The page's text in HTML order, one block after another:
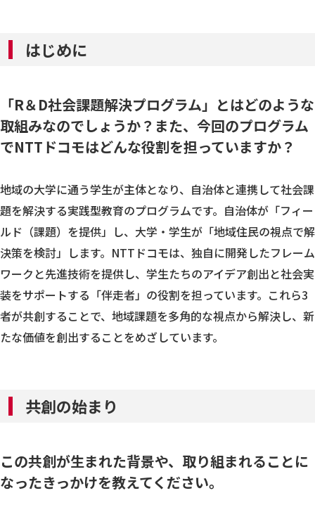
はじめに
「R＆D社会課題解決プログラム」とはどのような
取組みなのでしょうか？また、今回のプログラム
でNTTドコモはどんな役割を担っていますか？
地域の大学に通う学生が主体となり、自治体と連携して社会課
題を解決する実践型教育のプログラムです。自治体が「フィー
ルド（課題）を提供」し、大学・学生が「地域住民の視点で解
決策を検討」します。NTTドコモは、独自に開発したフレーム
ワークと先進技術を提供し、学生たちのアイデア創出と社会実
装をサポートする「伴走者」の役割を担っています。これら3
者が共創することで、地域課題を多角的な視点から解決し、新
たな価値を創出することをめざしています。
共創の始まり
この共創が生まれた背景や、取り組まれることに
なったきっかけを教えてください。